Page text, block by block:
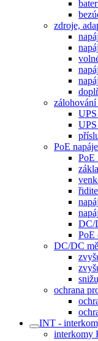
zdroje,
PoE
PoE
DC/
PoE
DC/DC
ochrana
INT -
interkomy